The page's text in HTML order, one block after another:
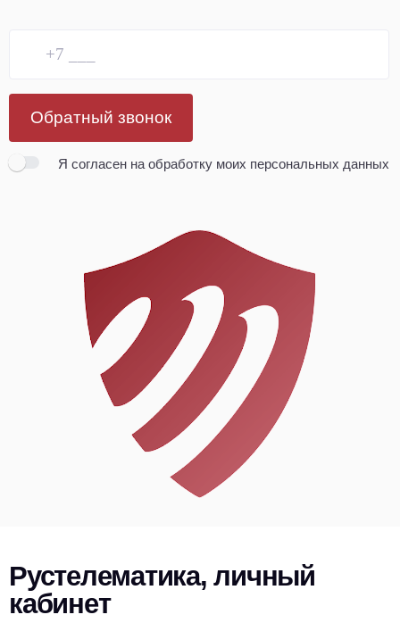
Обратный звонок
Я согласен на обработку моих персональных данных
Рустелематика, личный
кабинет